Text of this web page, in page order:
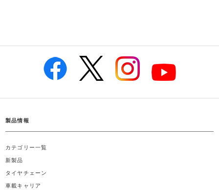
製品情報
カテゴリー一覧
新製品
タイヤチェーン
車載キャリア